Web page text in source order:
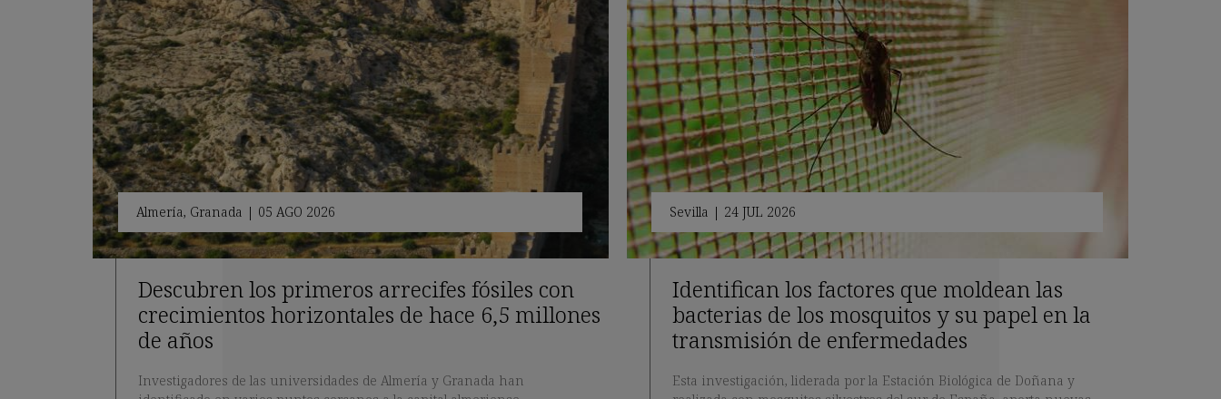
Almería, Granada | 05 AGO 2026
Descubren los primeros arrecifes fósiles con
crecimientos horizontales de hace 6,5 millones
de años
Investigadores de las universidades de Almería y Granada han
Sevilla | 24 JUL 2026
Identifican los factores que moldean las
bacterias de los mosquitos y su papel en la
transmisión de enfermedades
Esta investigación, liderada por la Estación Biológica de Doñana y